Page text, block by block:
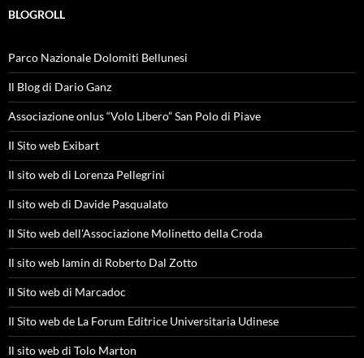
BLOGROLL
Parco Nazionale Dolomiti Bellunesi
Il Blog di Dario Ganz
Associazione onlus “Volo Libero” San Polo di Piave
Il Sito web Exibart
Il sito web di Lorenza Pellegrini
Il sito web di Davide Pasqualato
Il Sito web dell'Associazione Molinetto della Croda
Il sito web Iamin di Roberto Dal Zotto
Il Sito web di Marcadoc
Il Sito web de La Forum Editrice Universitaria Udinese
Il sito web di Tolo Marton